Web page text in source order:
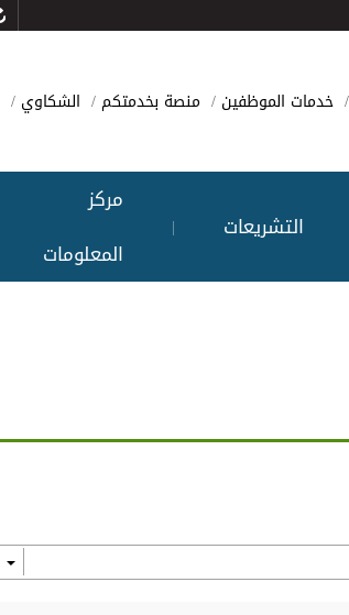
خدمات الموظفين منصة بخدمتكم الشكاوي
التشريعات |
مركز
المعلومات